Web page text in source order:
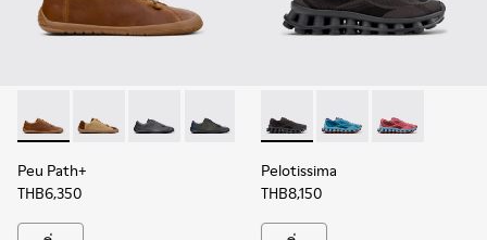
Peu Path+ - K101114-010 - รองเท้าหนังสีน้ําตาลสําหรับผู้ชาย
Peu Path+ - K101114-014 - รองเท้าหนังกลับสีน้ําตาลสํ
Peu Path+ - K101114-013 - รองเท้าหนังสีเทาสํ
Peu Path+ - K101114-009
Peu Path+ - K101114-008
Peu Path+ - K101114-007
Peu Path+ -
Peu
Peu Path+
THB6,350
Pelotissima - K101109-006
Pelotissima -Pelotissima -
Pelotissima
THB8,150